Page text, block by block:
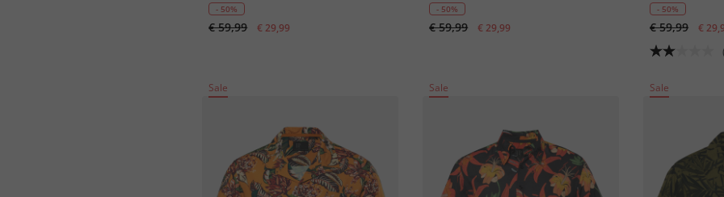
buttondown-kraag, Modern Fit,
tot 8XL
- 50%
€ 59,99 € 29,99
bloemenprint, Cubaanse kraag,
Cubaanse fit, tot 8XL
- 50%
€ 59,99 € 29,99
Cubaanse
tot 8XL
- 50%
€ 59,99 €
Sale Sale Sale